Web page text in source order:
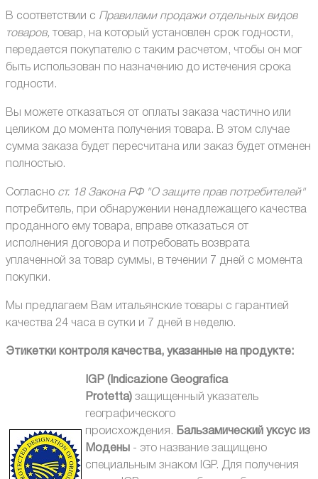
В соответствии с Правилами продажи отдельных видов
товаров, товар, на который установлен срок годности,
передается покупателю с таким расчетом, чтобы он мог
быть использован по назначению до истечения срока
годности.
Вы можете отказаться от оплаты заказа частично или
целиком до момента получения товара. В этом случае
сумма заказа будет пересчитана или заказ будет отменен
полностью.
Согласно ст. 18 Закона РФ "О защите прав потребителей"
потребитель, при обнаружении ненадлежащего качества
проданного ему товара, вправе отказаться от
исполнения договора и потребовать возврата
уплаченной за товар суммы, в течении 7 дней с момента
покупки.
Мы предлагаем Вам итальянские товары с гарантией
качества 24 часа в сутки и 7 дней в неделю.
Этикетки контроля качества, указанные на продукте:
IGP (Indicazione Geografica
Protetta) защищенный указатель
географического
происхождения. Бальзамический уксус из
Модены - это название защищено
специальным знаком IGP. Для получения